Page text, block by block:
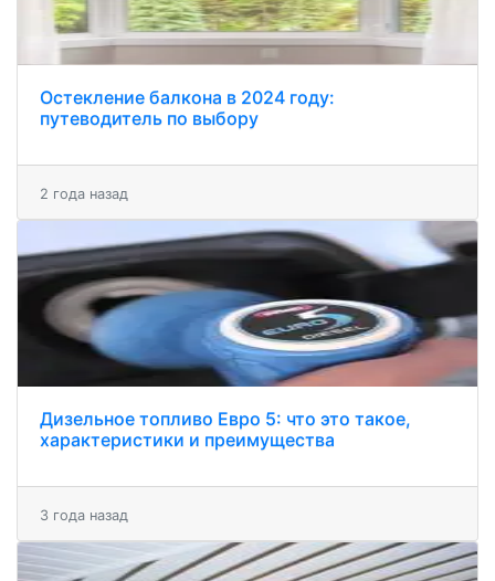
Остекление балкона в 2024 году:
путеводитель по выбору
2 года назад
Дизельное топливо Евро 5: что это такое,
характеристики и преимущества
3 года назад